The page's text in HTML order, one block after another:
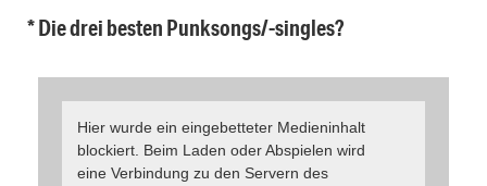
* Die drei besten Punksongs/-singles?
Hier wurde ein eingebetteter Medieninhalt
blockiert. Beim Laden oder Abspielen wird
eine Verbindung zu den Servern des